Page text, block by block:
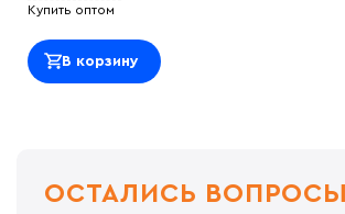
Купить оптом
В корзину
ОСТАЛИСЬ